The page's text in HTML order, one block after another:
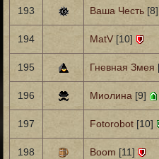
193 Ваша Честь [8]
194 MatV [10]
195 Гневная Змея
196 Миолина [9]
197 Fotorobot [10]
198 Boom [11]